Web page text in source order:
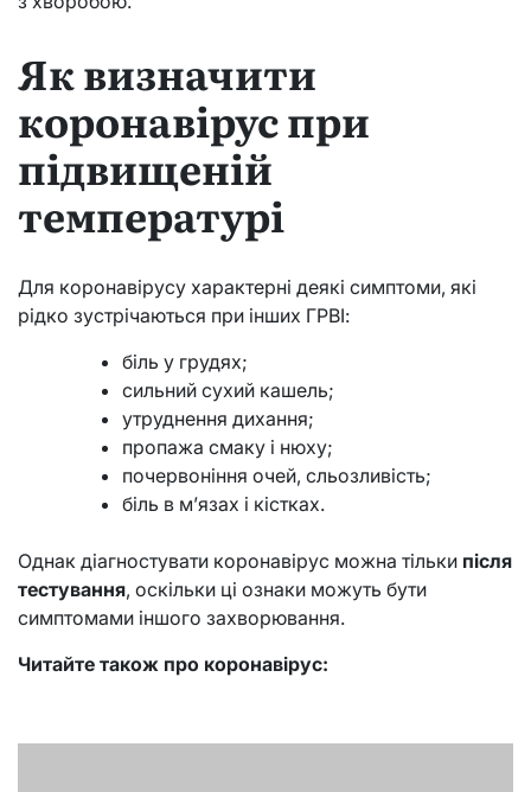
Як визначити
коронавірус при
підвищеній
температурі
Для коронавірусу характерні деякі симптоми, які
рідко зустрічаються при інших ГРВІ:
біль у грудях;
сильний сухий кашель;
утруднення дихання;
пропажа смаку і нюху;
почервоніння очей, сльозливість;
біль в м’язах і кістках.
Однак діагностувати коронавірус можна тільки після
тестування, оскільки ці ознаки можуть бути
симптомами іншого захворювання.
Читайте також про коронавірус: